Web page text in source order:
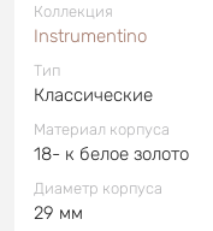
Коллекция
Instrumentino
Тип
Классические
Материал корпуса
18- к белое золото
Диаметр корпуса
29 мм